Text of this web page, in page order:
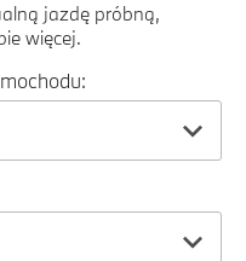
jazdę próbną,
więcej.